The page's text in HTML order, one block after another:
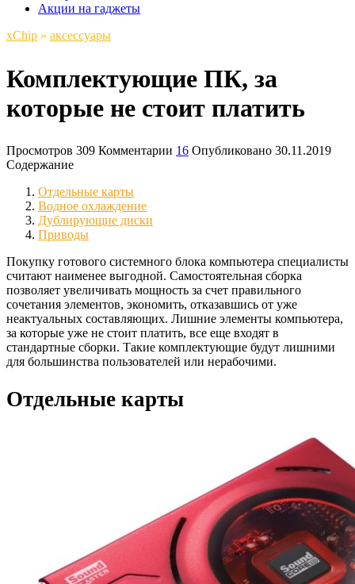
Акции на гаджеты
xСhip » аксессуары
Комплектующие ПК, за
которые не стоит платить
Просмотров 309 Комментарии 16 Опубликовано 30.11.2019
Содержание
Отдельные карты
Водное охлаждение
Дублирующие диски
Приводы
Покупку готового системного блока компьютера специалисты
считают наименее выгодной. Самостоятельная сборка
позволяет увеличивать мощность за счет правильного
сочетания элементов, экономить, отказавшись от уже
неактуальных составляющих. Лишние элементы компьютера,
за которые уже не стоит платить, все еще входят в
стандартные сборки. Такие комплектующие будут лишними
для большинства пользователей или нерабочими.
Отдельные карты